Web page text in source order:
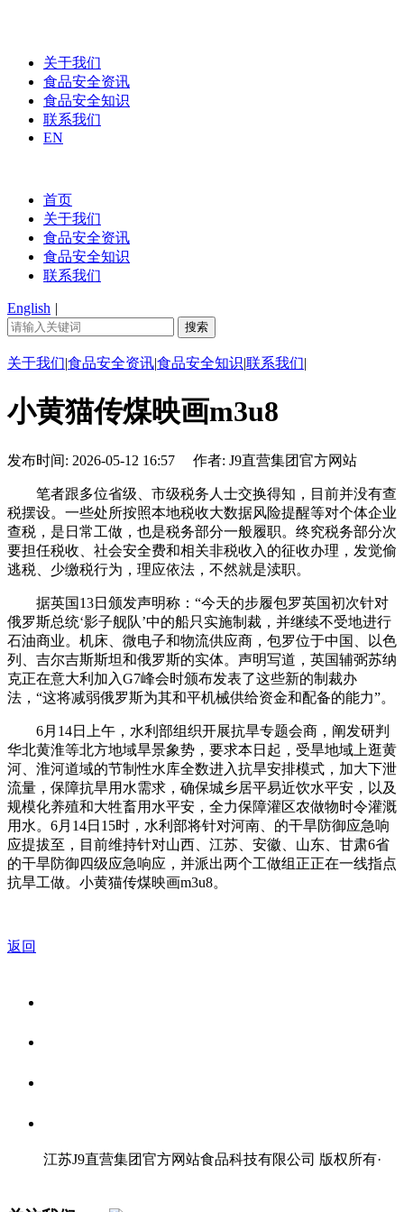
关于我们
食品安全资讯
食品安全知识
联系我们
EN
首页
关于我们
食品安全资讯
食品安全知识
联系我们
English |
关于我们|食品安全资讯|食品安全知识|联系我们|
小黄猫传煤映画m3u8
发布时间: 2026-05-12 16:57 作者: J9直营集团官方网站
笔者跟多位省级、市级税务人士交换得知，目前并没有查
税摆设。一些处所按照本地税收大数据风险提醒等对个体企业
查税，是日常工做，也是税务部分一般履职。终究税务部分次
要担任税收、社会安全费和相关非税收入的征收办理，发觉偷
逃税、少缴税行为，理应依法，不然就是渎职。
据英国13日颁发声明称：“今天的步履包罗英国初次针对
俄罗斯总统‘影子舰队’中的船只实施制裁，并继续不受地进行
石油商业。机床、微电子和物流供应商，包罗位于中国、以色
列、吉尔吉斯斯坦和俄罗斯的实体。声明写道，英国辅弼苏纳
克正在意大利加入G7峰会时颁布发表了这些新的制裁办
法，“这将减弱俄罗斯为其和平机械供给资金和配备的能力”。
6月14日上午，水利部组织开展抗旱专题会商，阐发研判
华北黄淮等北方地域旱景象势，要求本日起，受旱地域上逛黄
河、淮河道域的节制性水库全数进入抗旱安排模式，加大下泄
流量，保障抗旱用水需求，确保城乡居平易近饮水平安，以及
规模化养殖和大牲畜用水平安，全力保障灌区农做物时令灌溉
用水。6月14日15时，水利部将针对河南、的干旱防御应急响
应提拔至，目前维持针对山西、江苏、安徽、山东、甘肃6省
的干旱防御四级应急响应，并派出两个工做组正正在一线指点
抗旱工做。小黄猫传煤映画m3u8。
返回
江苏J9直营集团官方网站食品科技有限公司 版权所有·